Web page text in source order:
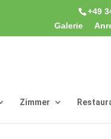
+49
Galerie
Zimmer